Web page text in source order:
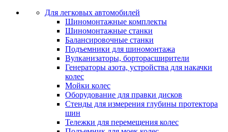
Для легковых автомобилей
Шиномонтажные комплекты
Шиномонтажные станки
Балансировочные станки
Подъемники для шиномонтажа
Вулканизаторы, борторасширители
Генераторы азота, устройства для накачки
колес
Мойки колес
Оборудование для правки дисков
Стенды для измерения глубины протектора
шин
Тележки для перемещения колес